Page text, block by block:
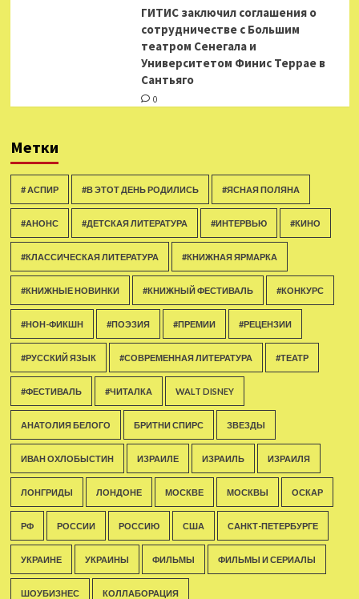
ГИТИС заключил соглашения о
сотрудничестве с Большим
театром Сенегала и
Университетом Финис Террае в
Сантьяго
0
Метки
# АСПИР #В ЭТОТ ДЕНЬ РОДИЛИСЬ #ЯСНАЯ ПОЛЯНА
#АНОНС #ДЕТСКАЯ ЛИТЕРАТУРА #ИНТЕРВЬЮ #КИНО
#КЛАССИЧЕСКАЯ ЛИТЕРАТУРА #КНИЖНАЯ ЯРМАРКА
#КНИЖНЫЕ НОВИНКИ #КНИЖНЫЙ ФЕСТИВАЛЬ #КОНКУРС
#НОН-ФИКШН #ПОЭЗИЯ #ПРЕМИИ #РЕЦЕНЗИИ
#РУССКИЙ ЯЗЫК #СОВРЕМЕННАЯ ЛИТЕРАТУРА #ТЕАТР
#ФЕСТИВАЛЬ #ЧИТАЛКА WALT DISNEY
АНАТОЛИЯ БЕЛОГО БРИТНИ СПИРС ЗВЕЗДЫ
ИВАН ОХЛОБЫСТИН ИЗРАИЛЕ ИЗРАИЛЬ ИЗРАИЛЯ
ЛОНГРИДЫ ЛОНДОНЕ МОСКВЕ МОСКВЫ ОСКАР
РФ РОССИИ РОССИЮ США САНКТ-ПЕТЕРБУРГЕ
УКРАИНЕ УКРАИНЫ ФИЛЬМЫ ФИЛЬМЫ И СЕРИАЛЫ
ШОУБИЗНЕС КОЛЛАБОРАЦИЯ